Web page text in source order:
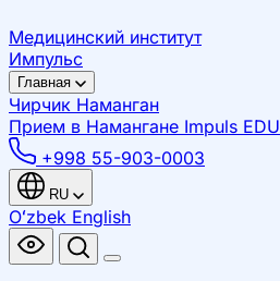
Медицинский институт
Импульс
Главная
Чирчик Наманган
Прием в Намангане Impuls EDU
+998 55-903-0003
RU
Oʻzbek English